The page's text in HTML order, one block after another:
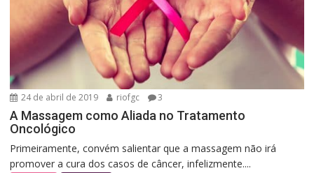
24 de abril de 2019 riofgc 3
A Massagem como Aliada no Tratamento
Oncológico
Primeiramente, convém salientar que a massagem não irá
promover a cura dos casos de câncer, infelizmente....